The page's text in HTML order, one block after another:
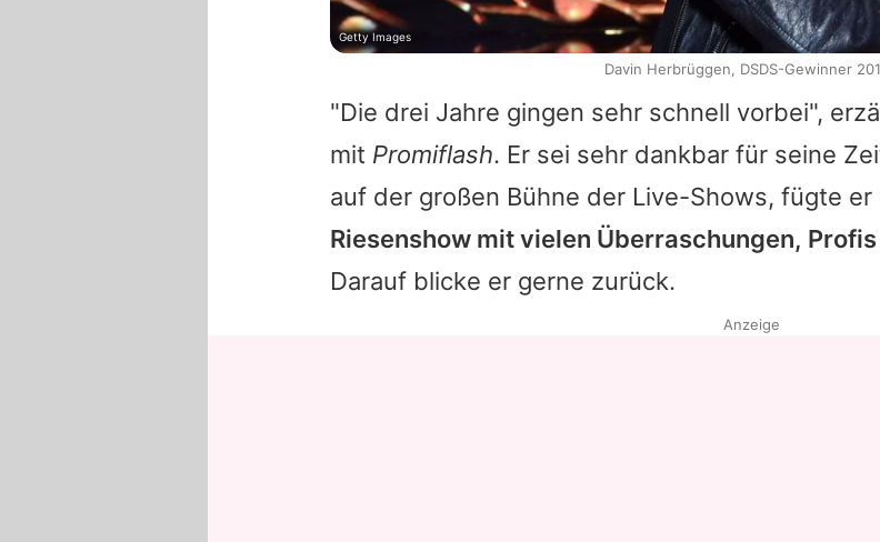
"Die drei Jahre gingen sehr schnell vorbei",
mit Promiflash. Er sei sehr dankbar für seine
auf der großen Bühne der Live-Shows, fügte er
Riesenshow mit vielen Überraschungen,
Darauf blicke er gerne zurück.
Getty Images
Davin Herbrüggen, DSDS-Gewinner
Anzeige